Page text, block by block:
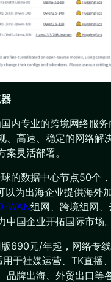
内专业的跨境网络服务
、高速、稳定的网络解
案灵活部署。
的数据中心节点50个
为出海企业提供海外加
WAN组网、跨境组网
中国企业开拓国际市场。
690元/年起，网络专
于社媒运营、TK直播
品牌出海、外贸出口等